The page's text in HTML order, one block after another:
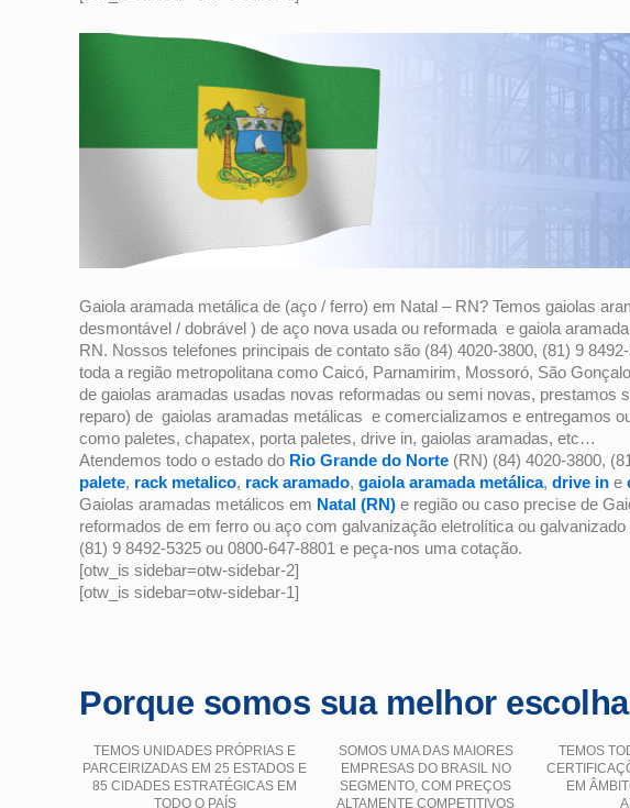
Gaiola aramada metálica de (aço / ferro) em Natal – RN? Temos gaiolas
desmontável / dobrável ) de aço nova usada ou reformada e gaiola
RN. Nossos telefones principais de contato são (84) 4020-3800, (81) 9
toda a região metropolitana como Caicó, Parnamirim, Mossoró, São
de gaiolas aramadas usadas novas reformadas ou semi novas, prestamos
reparo) de gaiolas aramadas metálicas e comercializamos e entregamos
como paletes, chapatex, porta paletes, drive in, gaiolas aramadas, etc…
Atendemos todo o estado do Rio Grande do Norte (RN) (84) 4020-3800,
palete, rack metalico, rack aramado, gaiola aramada metálica, drive in e
Gaiolas aramadas metálicos em Natal (RN) e região ou caso precise de
reformados de em ferro ou aço com galvanização eletrolítica ou
(81) 9 8492-5325 ou 0800-647-8801 e peça-nos uma cotação.
[otw_is sidebar=otw-sidebar-2]
[otw_is sidebar=otw-sidebar-1]
Porque somos sua melhor
TEMOS UNIDADES PRÓPRIAS E
PARCEIRIZADAS EM 25 ESTADOS E
85 CIDADES ESTRATÉGICAS EM
TODO O PAÍS
SOMOS UMA DAS MAIORES
EMPRESAS DO BRASIL NO
SEGMENTO, COM PREÇOS
ALTAMENTE COMPETITIVOS
TEMOS
EM